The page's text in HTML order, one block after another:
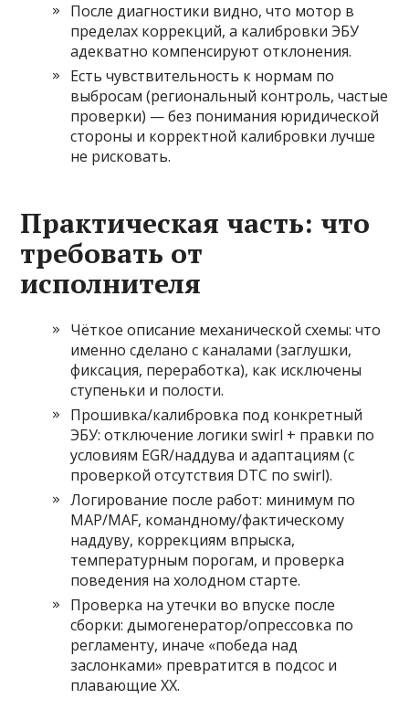
После диагностики видно, что мотор в
пределах коррекций, а калибровки ЭБУ
адекватно компенсируют отклонения.
Есть чувствительность к нормам по
выбросам (региональный контроль, частые
проверки) — без понимания юридической
стороны и корректной калибровки лучше
не рисковать.
Практическая часть: что
требовать от
исполнителя
Чёткое описание механической схемы: что
именно сделано с каналами (заглушки,
фиксация, переработка), как исключены
ступеньки и полости.
Прошивка/калибровка под конкретный
ЭБУ: отключение логики swirl + правки по
условиям EGR/наддува и адаптациям (с
проверкой отсутствия DTC по swirl).
Логирование после работ: минимум по
MAP/MAF, командному/фактическому
наддуву, коррекциям впрыска,
температурным порогам, и проверка
поведения на холодном старте.
Проверка на утечки во впуске после
сборки: дымогенератор/опрессовка по
регламенту, иначе «победа над
заслонками» превратится в подсос и
плавающие ХХ.